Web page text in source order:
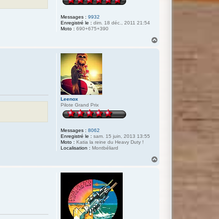
Messages : 9932
Enregistré le : dim. 18 déc., 2011 21:54
Moto : 690+675+390
Leenox
Pilote Grand Prix
Messages : 8062
Enregistré le : sam. 15 juin, 2013 13:55
Moto : Katia la reine du Heavy Duty !
Localisation : Montbéliard